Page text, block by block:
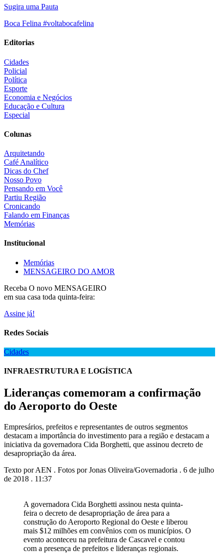
Sugira uma Pauta
Boca Felina #voltabocafelina
Editorias
Cidades
Policial
Política
Esporte
Economia e Negócios
Educação e Cultura
Especial
Colunas
Arquitetando
Café Analítico
Dicas do Chef
Nosso Povo
Pensando em Você
Partiu Região
Cronicando
Falando em Finanças
Memórias
Institucional
Memórias
MENSAGEIRO DO AMOR
Receba O novo MENSAGEIRO
em sua casa toda quinta-feira:
Assine já!
Redes Sociais
Cidades
INFRAESTRUTURA E LOGÍSTICA
Lideranças comemoram a confirmação
do Aeroporto do Oeste
Empresários, prefeitos e representantes de outros segmentos
destacam a importância do investimento para a região e destacam a
iniciativa da governadora Cida Borghetti, que assinou decreto de
desapropriação da área.
Texto por AEN . Fotos por Jonas Oliveira/Governadoria . 6 de julho
de 2018 . 11:37
A governadora Cida Borghetti assinou nesta quinta-
feira o decreto de desapropriação de área para a
construção do Aeroporto Regional do Oeste e liberou
mais $12 milhões em convênios com os municípios. O
evento aconteceu na prefeitura de Cascavel e contou
com a presença de prefeitos e lideranças regionais.